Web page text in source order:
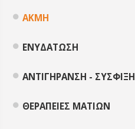
ΑΚΜΗ
ΕΝΥΔΑΤΩΣΗ
ΑΝΤΙΓΗΡΑΝΣΗ - ΣΥΣΦΙΞΗ
ΘΕΡΑΠΕΙΕΣ ΜΑΤΙΩΝ